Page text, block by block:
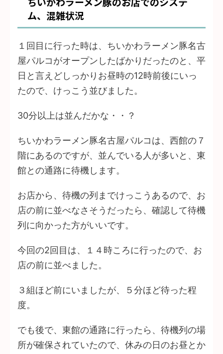
ム、混雑状況
１回目に行った時は、ちいかわラーメン豚名古
屋パルコがオープンしたばかりだったのと、平
日と言えどしっかりお昼時の12時前後にいっ
たので、けっこう並びました。
30分以上は並んだかな・・？
ちいかわラーメン豚名古屋パルコは、西館の７
階にあるのですが、並んでいる人が多いと、東
館との通路に待機します。
お店から、待機の列までけっこうあるので、お
店の前に並べなさそうだったら、確認して待機
列に向かった方がいいです。
今回の2回目は、１４時ころに行ったので、お
店の前に並べました。
３組ほど前にいましたが、５分ほど待った程
度。
でも後で、東館の通路に行ったら、待機列の場
所が確保されていたので、休みの日のお昼とか